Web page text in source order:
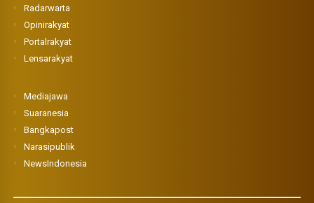
Radarwarta
Opinirakyat
Portalrakyat
Lensarakyat
Mediajawa
Suaranesia
Bangkapost
Narasipublik
NewsIndonesia